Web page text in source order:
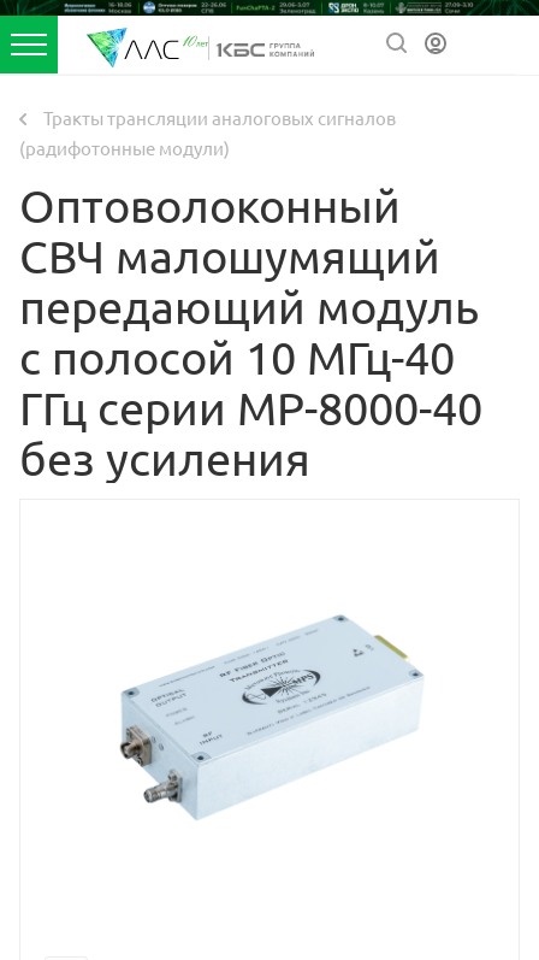
Тракты трансляции аналоговых сигналов
(радифотонные модули)
Оптоволоконный
СВЧ малошумящий
передающий модуль
с полосой 10 МГц-40
ГГц серии MP-8000-40
без усиления